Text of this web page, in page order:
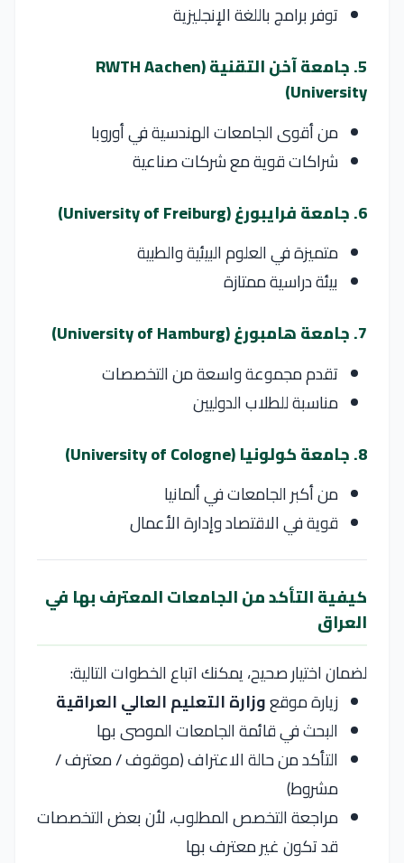
توفر برامج باللغة الإنجليزية
5. جامعة آخن التقنية (RWTH Aachen
University)
من أقوى الجامعات الهندسية في أوروبا
شراكات قوية مع شركات صناعية
6. جامعة فرايبورغ (University of Freiburg)
متميزة في العلوم البيئية والطبية
بيئة دراسية ممتازة
7. جامعة هامبورغ (University of Hamburg)
تقدم مجموعة واسعة من التخصصات
مناسبة للطلاب الدوليين
8. جامعة كولونيا (University of Cologne)
من أكبر الجامعات في ألمانيا
قوية في الاقتصاد وإدارة الأعمال
كيفية التأكد من الجامعات المعترف بها في
العراق
لضمان اختيار صحيح، يمكنك اتباع الخطوات التالية:
زيارة موقعوزارة التعليم العالي العراقية
البحث في قائمة الجامعات الموصى بها
التأكد من حالة الاعتراف (موقوف / معترف /
مشروط)
مراجعة التخصص المطلوب، لأن بعض التخصصات
قد تكون غير معترف بها